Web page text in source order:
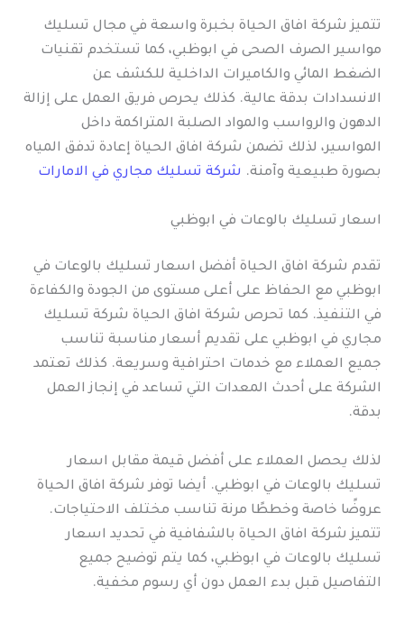
تتميز شركة افاق الحياة بخبرة واسعة في مجال تسليك
مواسير الصرف الصحى في ابوظبي، كما تستخدم تقنيات
الضغط المائي والكاميرات الداخلية للكشف عن
الانسدادات بدقة عالية. كذلك يحرص فريق العمل على إزالة
الدهون والرواسب والمواد الصلبة المتراكمة داخل
المواسير، لذلك تضمن شركة افاق الحياة إعادة تدفق المياه
بصورة طبيعية وآمنة. شركة تسليك مجاري في الامارات
اسعار تسليك بالوعات في ابوظبي
تقدم شركة افاق الحياة أفضل اسعار تسليك بالوعات في
ابوظبي مع الحفاظ على أعلى مستوى من الجودة والكفاءة
في التنفيذ. كما تحرص شركة افاق الحياة شركة تسليك
مجاري في ابوظبي على تقديم أسعار مناسبة تناسب
جميع العملاء مع خدمات احترافية وسريعة. كذلك تعتمد
الشركة على أحدث المعدات التي تساعد في إنجاز العمل
بدقة.
لذلك يحصل العملاء على أفضل قيمة مقابل اسعار
تسليك بالوعات في ابوظبي. أيضا توفر شركة افاق الحياة
عروضًا خاصة وخططًا مرنة تناسب مختلف الاحتياجات.
تتميز شركة افاق الحياة بالشفافية في تحديد اسعار
تسليك بالوعات في ابوظبي، كما يتم توضيح جميع
التفاصيل قبل بدء العمل دون أي رسوم مخفية.